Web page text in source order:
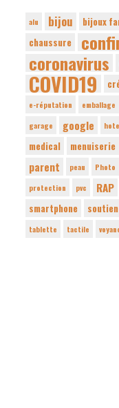
alu bijou bijoux
chaussure
coronavirus
COVID19
e-réputation emballage
garage
google
medical menuiserie
parent
peau Photo
protection pvc RAP
smartphone
tablette tactile